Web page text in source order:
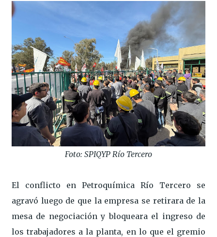
Foto: SPIQYP Río Tercero
El conflicto en Petroquímica Río Tercero se
agravó luego de que la empresa se retirara de la
mesa de negociación y bloqueara el ingreso de
los trabajadores a la planta, en lo que el gremio